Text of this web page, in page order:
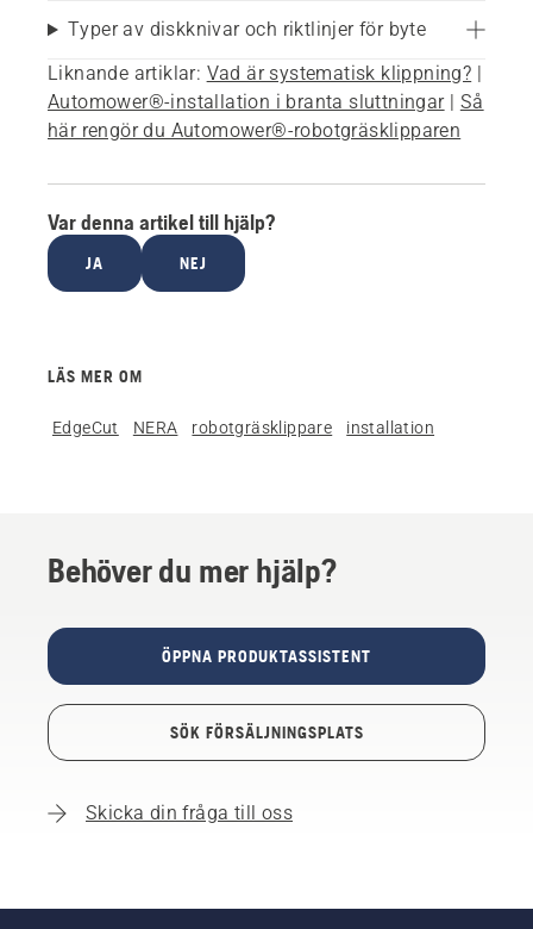
Typer av diskknivar och riktlinjer för byte
Liknande artiklar: Vad är systematisk klippning? |
Automower®-installation i branta sluttningar| Så
här rengör du Automower®-robotgräsklipparen
Var denna artikel till hjälp?
JA NEJ
LÄS MER OM
EdgeCut NERA robotgräsklippare installation
Behöver du mer hjälp?
ÖPPNA PRODUKTASSISTENT
SÖK FÖRSÄLJNINGSPLATS
Skicka din fråga till oss